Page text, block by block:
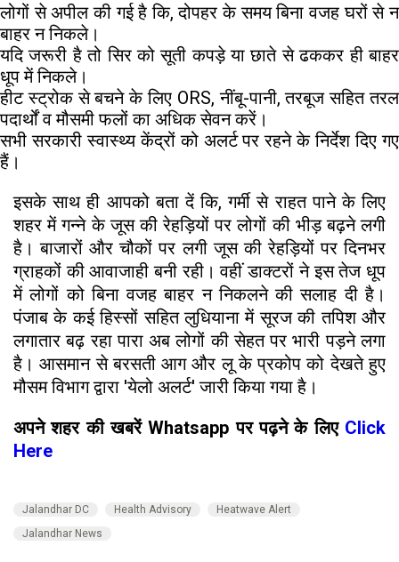
लोगों से अपील की गई है कि, दोपहर के समय बिना वजह घरों से न
बाहर न निकले।
यदि जरूरी है तो सिर को सूती कपड़े या छाते से ढककर ही बाहर
धूप में निकले।
हीट स्ट्रोक से बचने के लिए ORS, नींबू-पानी, तरबूज सहित तरल
पदार्थों व मौसमी फलों का अधिक सेवन करें।
सभी सरकारी स्वास्थ्य केंद्रों को अलर्ट पर रहने के निर्देश दिए गए
हैं।
इसके साथ ही आपको बता दें कि, गर्मी से राहत पाने के लिए
शहर में गन्ने के जूस की रेहड़ियों पर लोगों की भीड़ बढ़ने लगी
है। बाजारों और चौकों पर लगी जूस की रेहड़ियों पर दिनभर
ग्राहकों की आवाजाही बनी रही। वहीं डाक्टरों ने इस तेज धूप
में लोगों को बिना वजह बाहर न निकलने की सलाह दी है।
पंजाब के कई हिस्सों सहित लुधियाना में सूरज की तपिश और
लगातार बढ़ रहा पारा अब लोगों की सेहत पर भारी पड़ने लगा
है। आसमान से बरसती आग और लू के प्रकोप को देखते हुए
मौसम विभाग द्वारा 'येलो अलर्ट' जारी किया गया है।
अपने शहर की खबरें Whatsapp पर पढ़ने के लिए Click
Here
Jalandhar DC Health Advisory
Heatwave Alert
Jalandhar News